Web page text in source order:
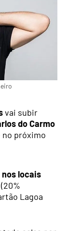
vai subir
do Carmo
no próximo
nos locais
Lagoa